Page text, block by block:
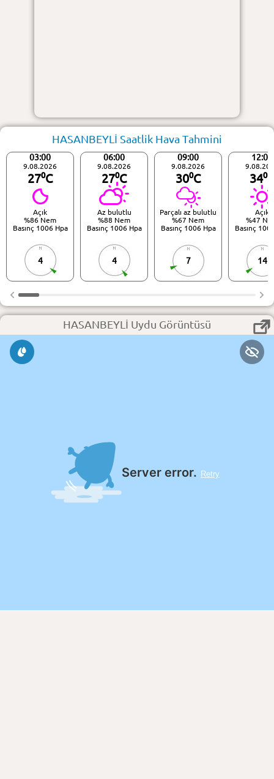
HASANBEYLİ Saatlik Hava Tahmini
03:00
9.08.2026
27⁰C
Açık
%86 Nem
Basınç 1006 Hpa
4
06:00
9.08.2026
27⁰C
Az bulutlu
%88 Nem
Basınç 1006 Hpa
4
09:00
9.08.2026
30⁰C
Parçalı az bulutlu
%67 Nem
Basınç 1006 Hpa
7
12:00
34⁰C
Açık
%47
Basınç
14
HASANBEYLİ Uydu Görüntüsü